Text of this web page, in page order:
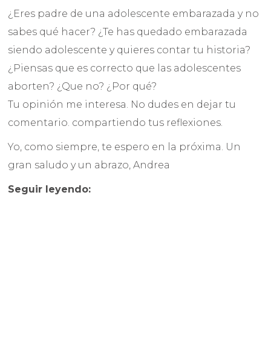
¿Eres padre de una adolescente embarazada y no
sabes qué hacer? ¿Te has quedado embarazada
siendo adolescente y quieres contar tu historia?
¿Piensas que es correcto que las adolescentes
aborten? ¿Que no? ¿Por qué?
Tu opinión me interesa. No dudes en dejar tu
comentario. compartiendo tus reflexiones.
Yo, como siempre, te espero en la próxima. Un
gran saludo y un abrazo, Andrea
Seguir leyendo: